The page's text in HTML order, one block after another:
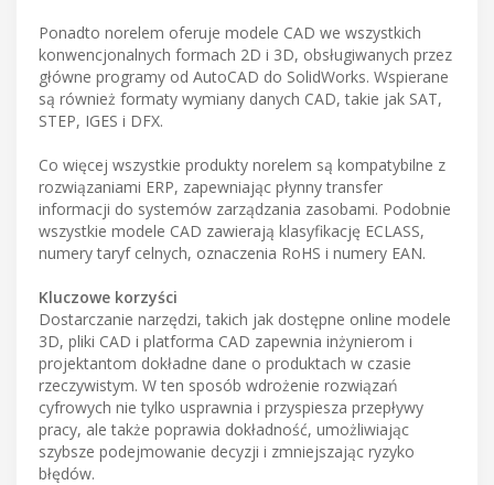
Ponadto norelem oferuje modele CAD we wszystkich
konwencjonalnych formach 2D i 3D, obsługiwanych przez
główne programy od AutoCAD do SolidWorks. Wspierane
są również formaty wymiany danych CAD, takie jak SAT,
STEP, IGES i DFX.
Co więcej wszystkie produkty norelem są kompatybilne z
rozwiązaniami ERP, zapewniając płynny transfer
informacji do systemów zarządzania zasobami. Podobnie
wszystkie modele CAD zawierają klasyfikację ECLASS,
numery taryf celnych, oznaczenia RoHS i numery EAN.
Kluczowe korzyści
Dostarczanie narzędzi, takich jak dostępne online modele
3D, pliki CAD i platforma CAD zapewnia inżynierom i
projektantom dokładne dane o produktach w czasie
rzeczywistym. W ten sposób wdrożenie rozwiązań
cyfrowych nie tylko usprawnia i przyspiesza przepływy
pracy, ale także poprawia dokładność, umożliwiając
szybsze podejmowanie decyzji i zmniejszając ryzyko
błędów.